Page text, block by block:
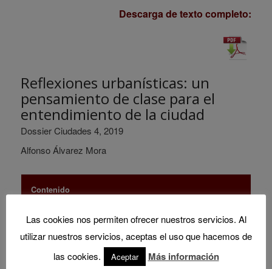
Descarga de texto completo:
Reflexiones urbanísticas: un
pensamiento de clase para el
entendimiento de la ciudad
Dossier Ciudades 4, 2019
Alfonso Álvarez Mora
Contenido
ÍNDICE
Ideas, ciudades, amigos. Releyendo a
Las cookies nos permiten ofrecer nuestros servicios. Al
utilizar nuestros servicios, aceptas el uso que hacemos de
las cookies.
Aceptar Más información